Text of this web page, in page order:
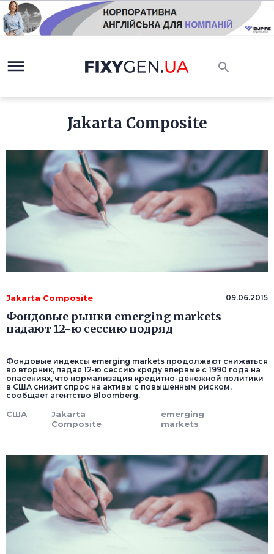
Jakarta Composite
Jakarta Composite 09.06.2015
Фондовые рынки emerging markets
падают 12-ю сессию подряд
Фондовые индексы emerging markets продолжают снижаться
во вторник, падая 12-ю сессию кряду впервые с 1990 года на
опасениях, что нормализация кредитно-денежной политики
в США снизит спрос на активы с повышенным риском,
сообщает агентство Bloomberg.
США
Jakarta
Composite
emerging
markets